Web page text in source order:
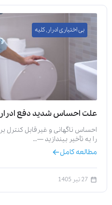
بی اختیاری ادرار ,کلیه
علت احساس شدید دفع ادرار
احساس ناگهانی و غیرقابل کنترل
را به تأخیر بیندازید —…
مطالعه کامل
27 تیر 1405